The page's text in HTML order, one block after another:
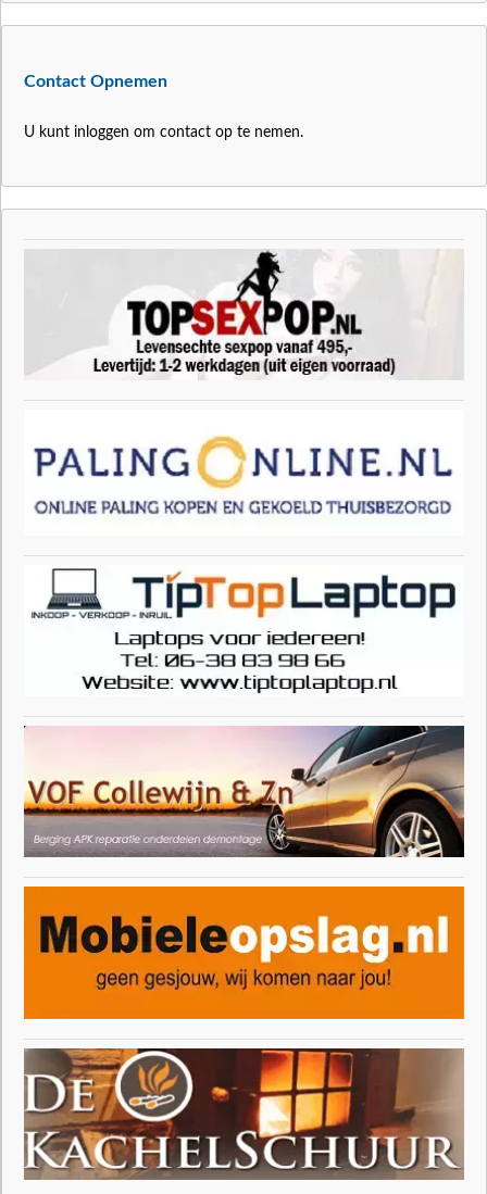
Contact Opnemen
U kunt inloggen om contact op te nemen.